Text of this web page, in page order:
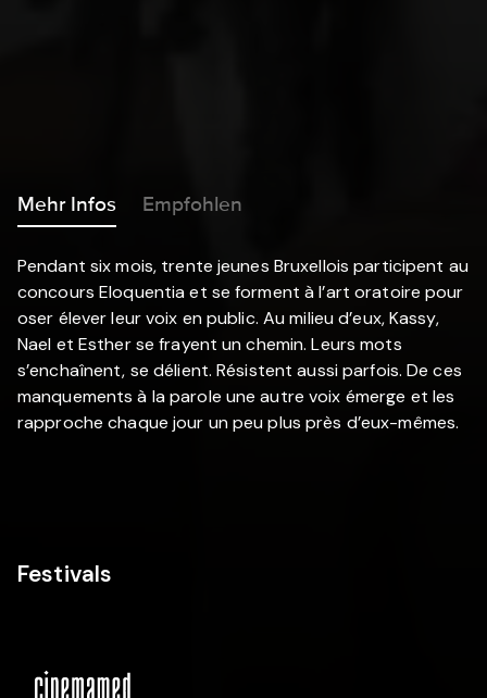
Mehr Infos Empfohlen
Pendant six mois, trente jeunes Bruxellois participent au
concours Eloquentia et se forment à l’art oratoire pour
oser élever leur voix en public. Au milieu d’eux, Kassy,
Nael et Esther se frayent un chemin. Leurs mots
s’enchaînent, se délient. Résistent aussi parfois. De ces
manquements à la parole une autre voix émerge et les
rapproche chaque jour un peu plus près d’eux-mêmes.
Festivals